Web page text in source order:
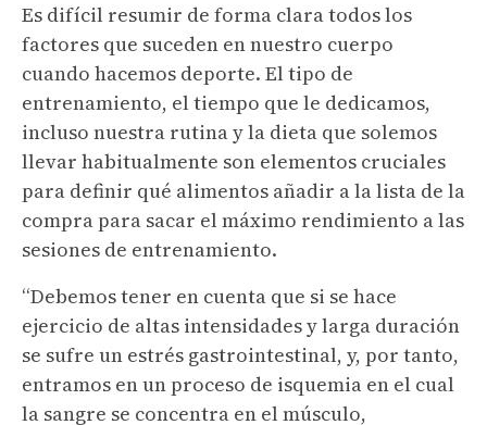
Es difícil resumir de forma clara todos los
factores que suceden en nuestro cuerpo
cuando hacemos deporte. El tipo de
entrenamiento, el tiempo que le dedicamos,
incluso nuestra rutina y la dieta que solemos
llevar habitualmente son elementos cruciales
para definir qué alimentos añadir a la lista de la
compra para sacar el máximo rendimiento a las
sesiones de entrenamiento.
“Debemos tener en cuenta que si se hace
ejercicio de altas intensidades y larga duración
se sufre un estrés gastrointestinal, y, por tanto,
entramos en un proceso de isquemia en el cual
la sangre se concentra en el músculo,